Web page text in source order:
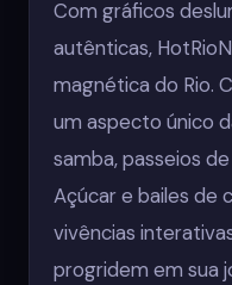
Com gráficos
autênticas,
magnética do Rio.
um aspecto único
samba, passeios
Açúcar e bailes de
vivências
progridem em sua